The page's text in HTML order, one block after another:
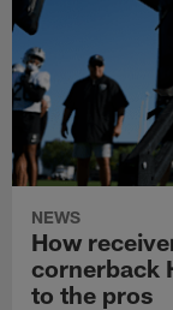
NEWS
How
cornerback
to the pros